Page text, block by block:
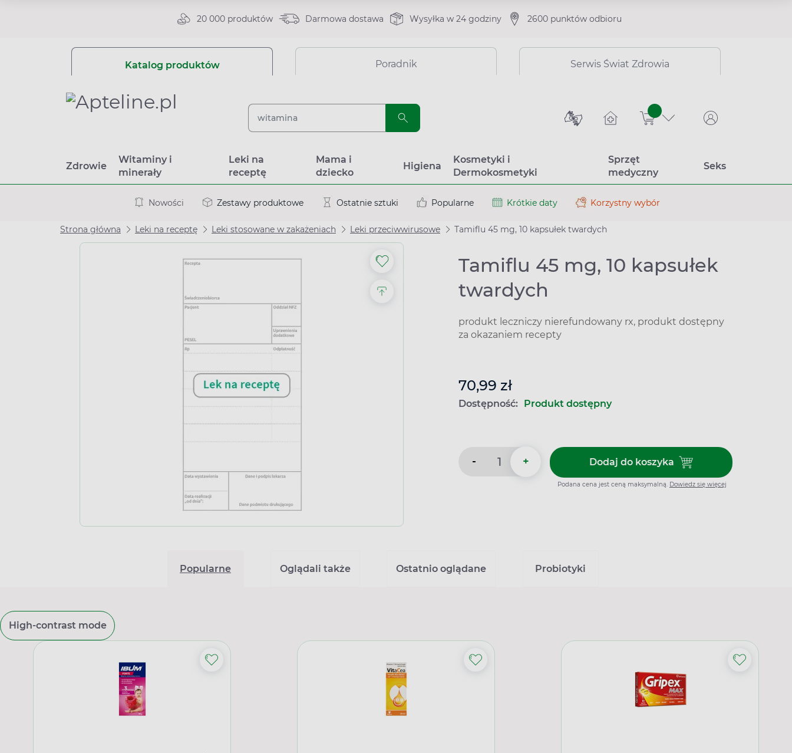
20 000 produktów Darmowa dostawa Wysyłka w 24 godziny 2600 punktów odbioru
Katalog produktów Poradnik Serwis Świat Zdrowia
sztuk
Zdrowie
Witaminy i
minerały
Leki na
receptę
Mama i
dziecko
Higiena
Kosmetyki i
Dermokosmetyki
Sprzęt
medyczny
Seks
Nowości Zestawy produktowe Ostatnie sztuki Popularne Krótkie daty Korzystny wybór
Strona główna Leki na receptę Leki stosowane w zakażeniach Leki przeciwwirusowe Tamiflu 45 mg, 10 kapsułek twardych
Tamiflu 45 mg, 10 kapsułek
twardych
produkt leczniczy nierefundowany rx, produkt dostępny
za okazaniem recepty
70,99 zł
Dostępność: Produkt dostępny
- + Dodaj do koszykaDodaj do koszyka Tamiflu 45
Podana cena jest ceną maksymalną. Dowiedz się więcej
Popularne Oglądali także Ostatnio oglądane Probiotyki
High-contrast mode